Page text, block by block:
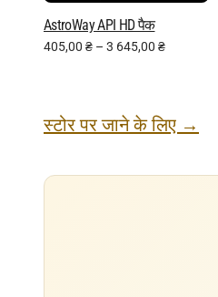
AstroWay API HD पैक
405,00 ₴ – 3 645,00 ₴
स्टोर पर जाने के लिए →